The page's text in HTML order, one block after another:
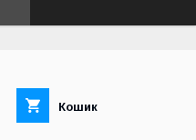
Кошик